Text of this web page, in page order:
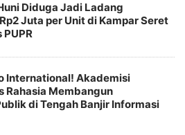
Diduga Jadi Ladang
Juta per Unit di Kampar Seret
PUPR
International! Akademisi
Rahasia Membangun
di Tengah Banjir Informasi